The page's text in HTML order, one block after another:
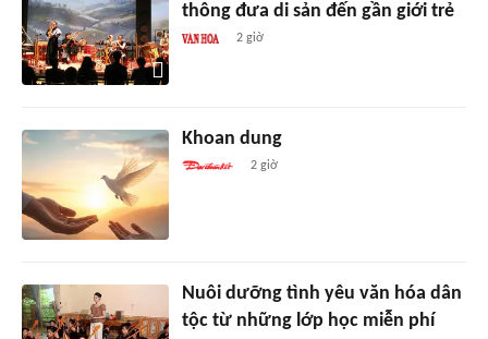
thông đưa di sản đến gần giới trẻ
2 giờ
Khoan dung
2 giờ
Nuôi dưỡng tình yêu văn hóa dân
tộc từ những lớp học miễn phí